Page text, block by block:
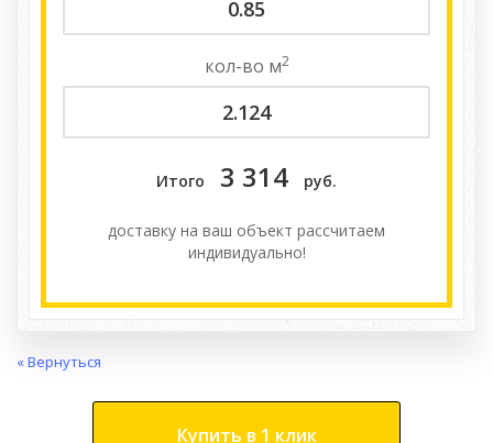
кол-во м2
Итого 3 314 руб.
доставку на ваш объект расcчитаем
индивидуально!
« Вернуться
Купить в 1 клик